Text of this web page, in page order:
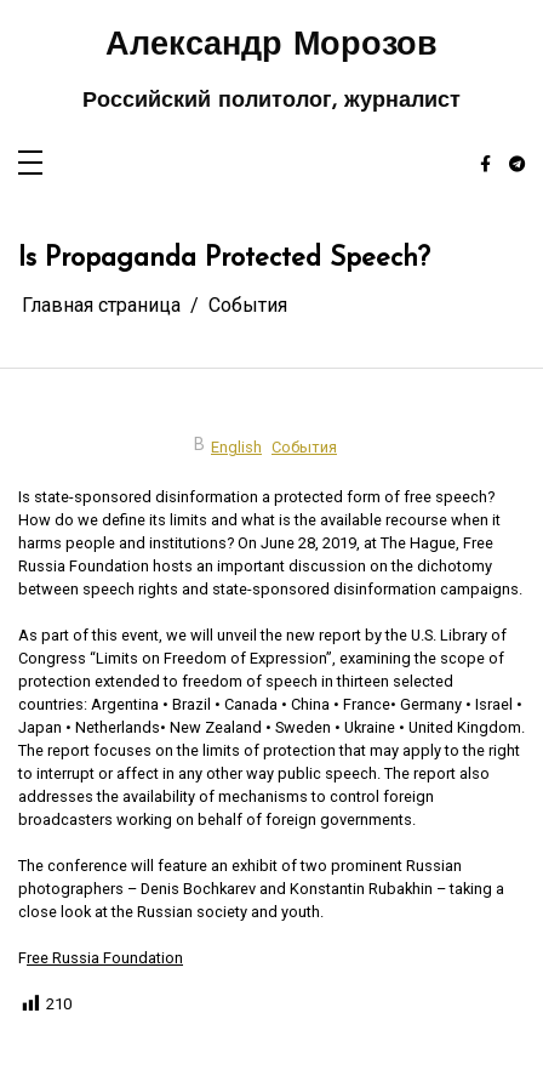
содержимомуАлександр Морозов
Российский политолог, журналист
Is Propaganda Protected Speech?
Главная страница События
В English События
Is state-sponsored disinformation a protected form of free speech?
How do we define its limits and what is the available recourse when it
harms people and institutions? On June 28, 2019, at The Hague, Free
Russia Foundation hosts an important discussion on the dichotomy
between speech rights and state-sponsored disinformation campaigns.
As part of this event, we will unveil the new report by the U.S. Library of
Congress “Limits on Freedom of Expression”, examining the scope of
protection extended to freedom of speech in thirteen selected
countries: Argentina • Brazil • Canada • China • France• Germany • Israel •
Japan • Netherlands• New Zealand • Sweden • Ukraine • United Kingdom.
The report focuses on the limits of protection that may apply to the right
to interrupt or affect in any other way public speech. The report also
addresses the availability of mechanisms to control foreign
broadcasters working on behalf of foreign governments.
The conference will feature an exhibit of two prominent Russian
photographers – Denis Bochkarev and Konstantin Rubakhin – taking a
close look at the Russian society and youth.
Free Russia Foundation
210